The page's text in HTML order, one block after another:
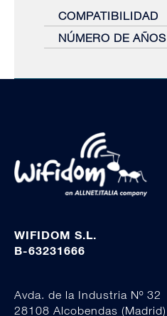
COMPATIBILIDAD
NÚMERO DE AÑOS
WIFIDOM S.L.
B-63231666
Avda. de la Industria Nº 32
28108 Alcobendas (Madrid)